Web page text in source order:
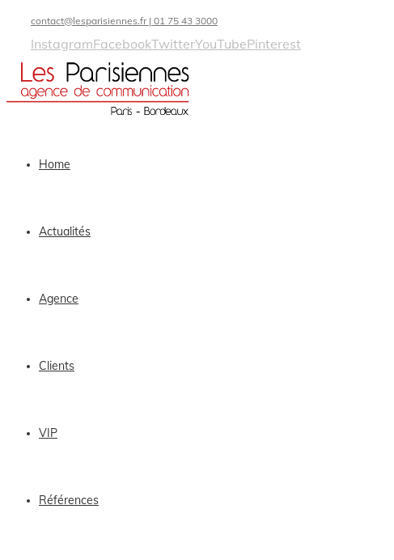
contact@lesparisiennes.fr | 01 75 43 3000
InstagramFacebookTwitterYouTubePinterest
Home
Actualités
Agence
Clients
VIP
Références